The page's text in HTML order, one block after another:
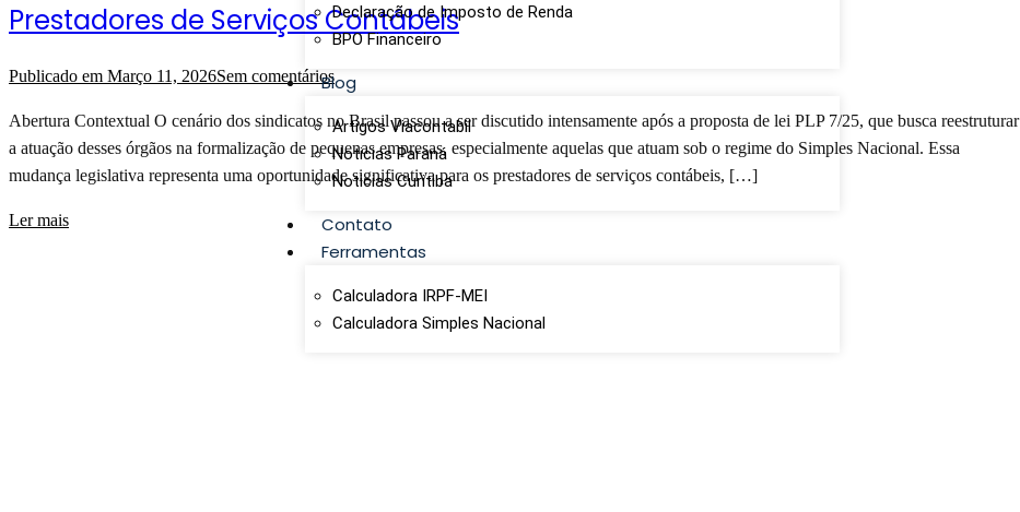
Declaração de Imposto de Renda
BPO Financeiro
Blog
Artigos Viacontabil
Noticias Paraná
Noticias Curitiba
Contato
Ferramentas
Calculadora IRPF-MEI
Calculadora Simples Nacional
Prestadores de Serviços Contábeis
Publicado em Março 11, 2026Sem comentários
Abertura Contextual O cenário dos sindicatos no Brasil passou a ser discutido intensamente após a proposta de lei PLP 7/25, que busca reestruturar
a atuação desses órgãos na formalização de pequenas empresas, especialmente aquelas que atuam sob o regime do Simples Nacional. Essa
mudança legislativa representa uma oportunidade significativa para os prestadores de serviços contábeis, […]
Ler mais